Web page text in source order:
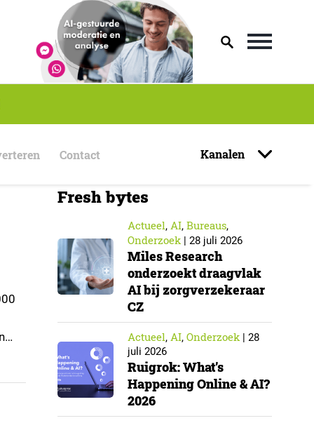
Contact Kanalen
Fresh bytes
Actueel, AI, Bureaus,
Onderzoek| 28 juli 2026
Miles Research
onderzoekt draagvlak
AI bij zorgverzekeraar
CZ
Actueel, AI, Onderzoek| 28
juli 2026
Ruigrok: What’s
Happening Online & AI?
2026